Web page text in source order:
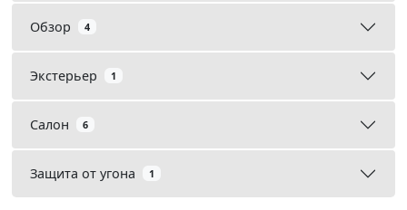
Обзор 4
Экстерьер 1
Салон 6
Защита от угона 1